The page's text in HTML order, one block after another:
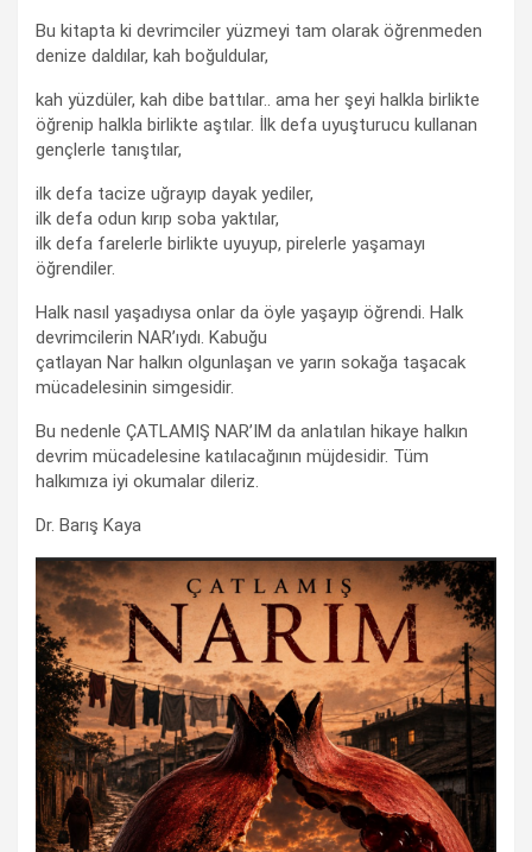
Bu kitapta ki devrimciler yüzmeyi tam olarak öğrenmeden
denize daldılar, kah boğuldular,
kah yüzdüler, kah dibe battılar.. ama her şeyi halkla birlikte
öğrenip halkla birlikte aştılar. İlk defa uyuşturucu kullanan
gençlerle tanıştılar,
ilk defa tacize uğrayıp dayak yediler,
ilk defa odun kırıp soba yaktılar,
ilk defa farelerle birlikte uyuyup, pirelerle yaşamayı
öğrendiler.
Halk nasıl yaşadıysa onlar da öyle yaşayıp öğrendi. Halk
devrimcilerin NAR’ıydı. Kabuğu
çatlayan Nar halkın olgunlaşan ve yarın sokağa taşacak
mücadelesinin simgesidir.
Bu nedenle ÇATLAMIŞ NAR’IM da anlatılan hikaye halkın
devrim mücadelesine katılacağının müjdesidir. Tüm
halkımıza iyi okumalar dileriz.
Dr. Barış Kaya